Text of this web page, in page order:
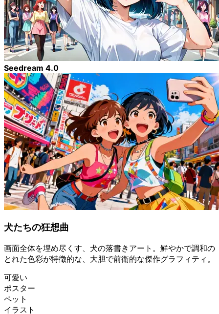
Seedream 4.0
犬たちの狂想曲
画面全体を埋め尽くす、犬の落書きアート。鮮やかで調和の
とれた色彩が特徴的な、大胆で前衛的な傑作グラフィティ。
可愛い
ポスター
ペット
イラスト